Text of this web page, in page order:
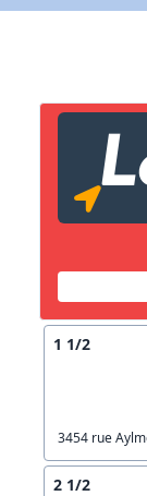
1 1/2
3454 rue
2 1/2
Lien vers
Copier lien